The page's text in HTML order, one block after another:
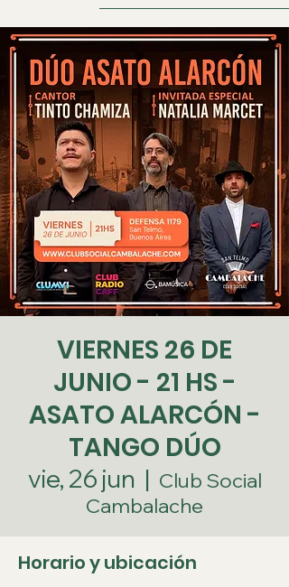
VIERNES 26 DE
JUNIO - 21 HS -
ASATO ALARCÓN -
TANGO DÚO
vie, 26 jun
  |
Club Social
Cambalache
Horario y ubicación